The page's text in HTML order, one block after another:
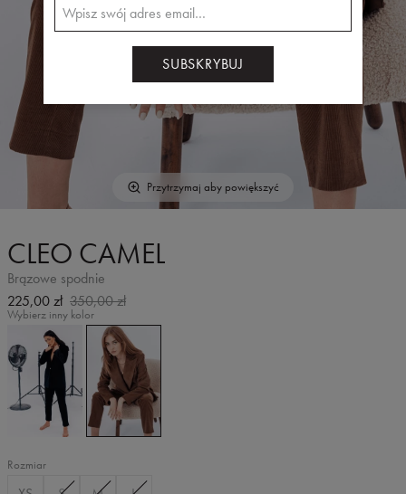
Przytrzymaj aby powiększyć
CLEO CAMEL
Brązowe spodnie
225,00 zł 350,00 zł
Wybierz inny kolor
BLACK,
Czarne
spodnie
CLEO
CAMEL,
Brązowe
spodnie
Rozmiar
SUBSKRYBUJ